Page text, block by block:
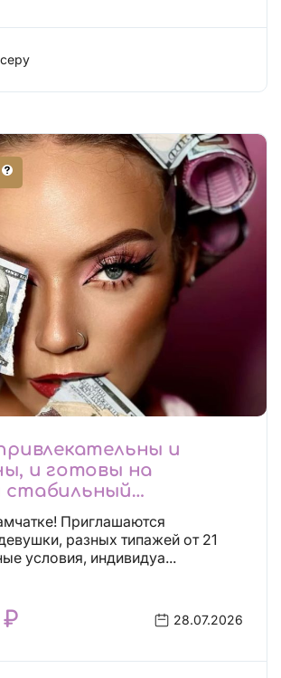
и
и готовы на
стабильный
тогда вы уже нашли,
Приглашаются
разных типажей от 21
условия, индивидуа...
₽ 28.07.2026